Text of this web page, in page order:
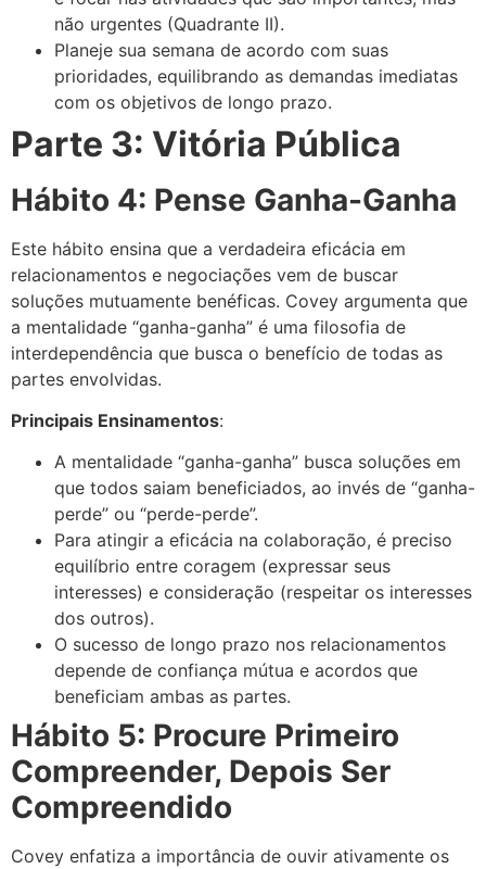
não urgentes (Quadrante II).
Planeje sua semana de acordo com suas
prioridades, equilibrando as demandas imediatas
com os objetivos de longo prazo.
Parte 3: Vitória Pública
Hábito 4: Pense Ganha-Ganha
Este hábito ensina que a verdadeira eficácia em
relacionamentos e negociações vem de buscar
soluções mutuamente benéficas. Covey argumenta que
a mentalidade “ganha-ganha” é uma filosofia de
interdependência que busca o benefício de todas as
partes envolvidas.
Principais Ensinamentos:
A mentalidade “ganha-ganha” busca soluções em
que todos saiam beneficiados, ao invés de “ganha-
perde” ou “perde-perde”.
Para atingir a eficácia na colaboração, é preciso
equilíbrio entre coragem (expressar seus
interesses) e consideração (respeitar os interesses
dos outros).
O sucesso de longo prazo nos relacionamentos
depende de confiança mútua e acordos que
beneficiam ambas as partes.
Hábito 5: Procure Primeiro
Compreender, Depois Ser
Compreendido
Covey enfatiza a importância de ouvir ativamente os